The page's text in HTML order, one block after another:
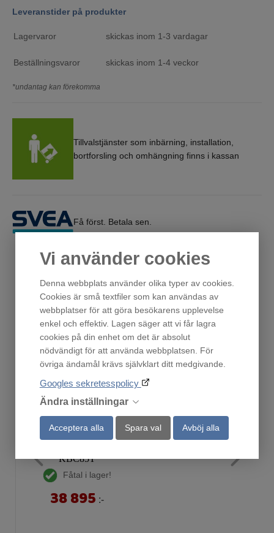
Vi använder cookies
Denna webbplats använder olika typer av cookies.
Cookies är små textfiler som kan användas av
webbplatser för att göra besökarens upplevelse
enkel och effektiv. Lagen säger att vi får lagra
cookies på din enhet om det är absolut
nödvändigt för att använda webbplatsen. För
övriga ändamål krävs självklart ditt medgivande.
Googles sekretesspolicy
Ändra inställningar
Acceptera alla Spara val Avböj alla
Leveranstider på produkter
Lagervaror skickas inom 1-3 vardagar
Beställningsvaror skickas inom 1-4 veckor
*undantag kan förekomma
Tillvalstjänster som inbärning, installation,
bortforsling och omhängning finns i kassan
Få först. Betala sen.
Andra har också tittat på
KBC85T
Fåtal i lager!
38 895 :-